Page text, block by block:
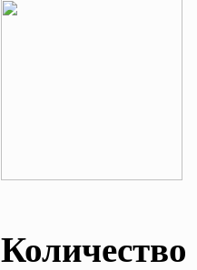
Количество